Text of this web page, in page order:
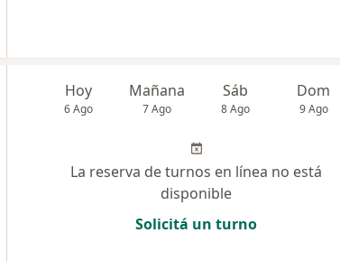
Hoy
6 Ago
Mañana
7 Ago
Sáb
8 Ago
Dom
9 Ago
La reserva de turnos en línea no está
disponible
Solicitá un turno